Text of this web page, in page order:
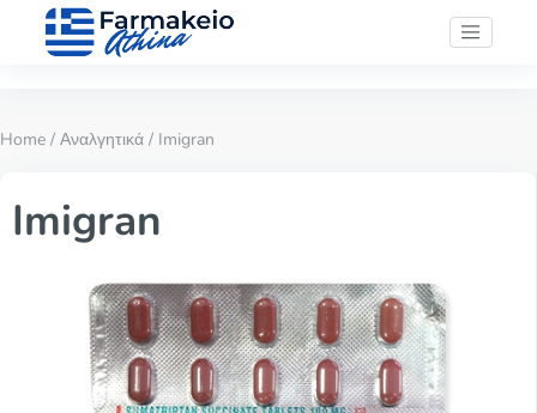
Home / Αναλγητικά / Imigran
Imigran